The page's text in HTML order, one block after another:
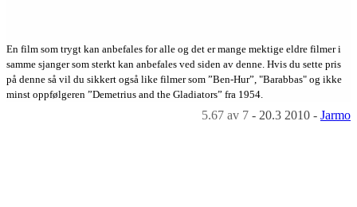
En film som trygt kan anbefales for alle og det er mange mektige eldre filmer i
samme sjanger som sterkt kan anbefales ved siden av denne. Hvis du sette pris
på denne så vil du sikkert også like filmer som ”Ben-Hur”, "Barabbas" og ikke
minst oppfølgeren ”Demetrius and the Gladiators” fra 1954.
5.67 av 7 - 20.3 2010 - Jarmo